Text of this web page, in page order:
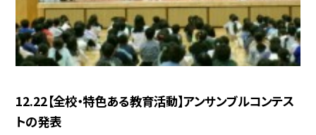
12.22【全校・特色ある教育活動】アンサンブルコンテス
トの発表